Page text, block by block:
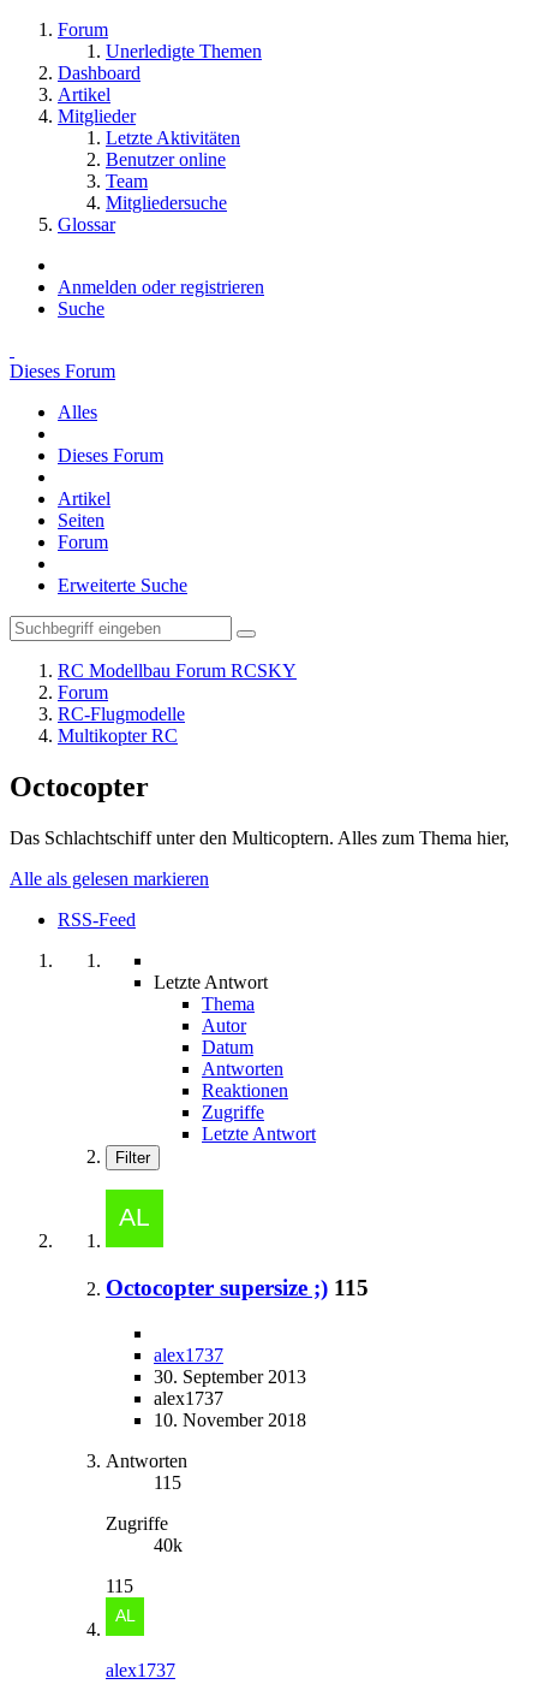
Forum
Unerledigte Themen
Dashboard
Artikel
Mitglieder
Letzte Aktivitäten
Benutzer online
Team
Mitgliedersuche
Glossar
Anmelden oder registrieren
Suche
Dieses Forum
Alles
Dieses Forum
Artikel
Seiten
Forum
Erweiterte Suche
RC Modellbau Forum RCSKY
Forum
RC-Flugmodelle
Multikopter RC
Octocopter
Das Schlachtschiff unter den Multicoptern. Alles zum Thema hier,
Alle als gelesen markieren
RSS-Feed
Letzte Antwort
Thema
Autor
Datum
Antworten
Reaktionen
Zugriffe
Letzte Antwort
Filter
Octocopter supersize ;) 115
alex1737
30. September 2013
alex1737
10. November 2018
Antworten
115
Zugriffe
40k
115
alex1737